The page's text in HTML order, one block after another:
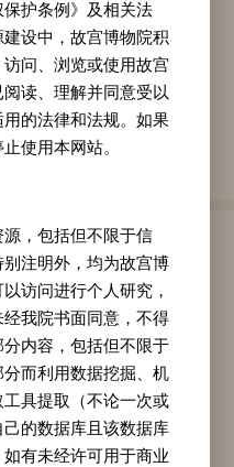
墨法精髓。
冕戏墨。”钤“周
“笔研精良人生一
冕
活动于明代中、后
(今江苏苏州)人。专
以求在画中得其神韵
治之长，兼工带写，
冕与同时代的苏州画
护条例》及相关法
设中，故宫博物院积
问、浏览或使用故宫
读、理解并同意受以
的法律和法规。如果
使用本网站。
，包括但不限于信
注明外，均为故宫博
访问进行个人研究，
我院书面同意，不得
内容，包括但不限于
而利用数据挖掘、机
具提取（不论一次或
的数据库且该数据库
有未经许可用于商业